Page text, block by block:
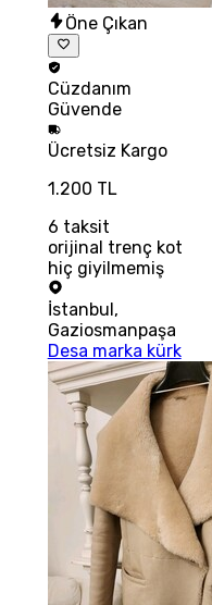
Öne Çıkan
Cüzdanım
Güvende
Ücretsiz Kargo
1.200 TL
6 taksit
orijinal trenç kot
hiç giyilmemiş
İstanbul ,
Gaziosmanpaşa
Desa marka kürk